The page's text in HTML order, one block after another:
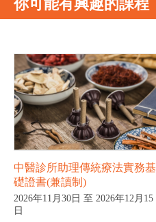
你可能有興趣的課程
中醫診所助理傳統療法實務基
礎證書(兼讀制)
2026年11月30日 至 2026年12月15
日